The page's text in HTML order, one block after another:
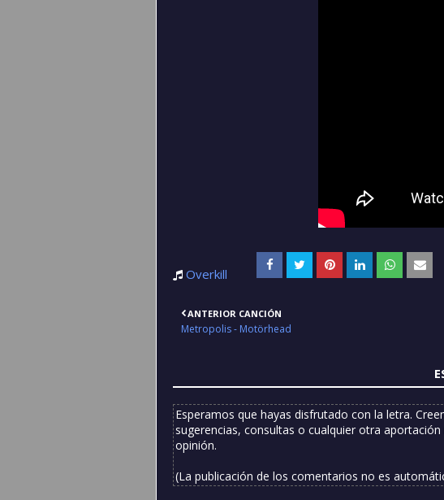
Overkill
ANTERIOR CANCIÓN
Metropolis - Motörhead
Esperamos que hayas disfrutado con la letra.
sugerencias, consultas o cualquier otra aportación
opinión.
(La publicación de los comentarios no es